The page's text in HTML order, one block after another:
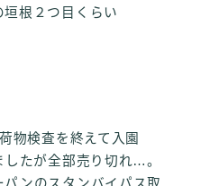
根２つ目くらい
物検査を終えて入園
たが全部売り切れ…。